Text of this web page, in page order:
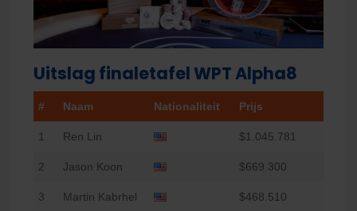
Uitslag finaletafel WPT Alpha8
# Naam Nationaliteit Prijs
1 Ren Lin $1.045.781
2 Jason Koon $669.300
3 Martin Kabrhel $468.510